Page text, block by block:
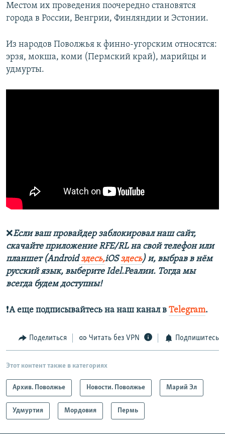
Местом их проведения поочередно становятся
города в России, Венгрии, Финляндии и Эстонии.
Из народов Поволжья к финно-угорским относятся:
эрзя, мокша, коми (Пермский край), марийцы и
удмурты.
❌Если ваш провайдер заблокировал наш сайт,
скачайте приложение RFE/RL на свой телефон или
планшет (Androidздесь,iOSздесь) и, выбрав в нём
русский язык, выберите Idel.Реалии. Тогда мы
всегда будем доступны!
❗️А еще подписывайтесь на наш канал в Telegram.
Поделиться Читать без VPN Подпишитесь
Этот контент также в категориях
Архив. Поволжье Новости. Поволжье Марий Эл
Удмуртия Мордовия Пермь